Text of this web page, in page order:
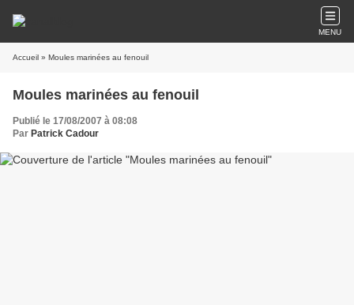
MENU
Accueil » Moules marinées au fenouil
Moules marinées au fenouil
Publié le 17/08/2007 à 08:08
Par Patrick Cadour